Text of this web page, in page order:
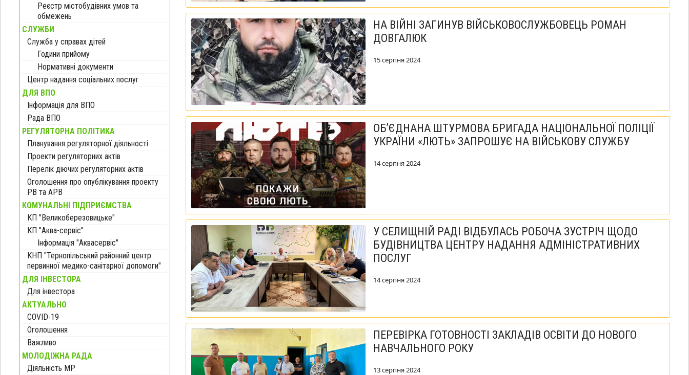
Реєстр містобудівних умов та
обмежень
СЛУЖБИ
Служба у справах дітей
Години прийому
Нормативні документи
Центр надання соціальних послуг
ДЛЯ ВПО
Інформація для ВПО
Рада ВПО
РЕГУЛЯТОРНА ПОЛІТИКА
Планування регуляторної діяльності
Проекти регуляторних актів
Перелік діючих регуляторних актів
Оголошення про опублікування проекту
РВ та АРВ
КОМУНАЛЬНІ ПІДПРИЄМСТВА
КП "Великоберезовицьке"
КП "Аква-сервіс"
Інформація "Аквасервіс"
КНП "Тернопільський районний центр
первинної медико-санітарної допомоги"
ДЛЯ ІНВЕСТОРА
Для інвестора
АКТУАЛЬНО
COVID-19
Оголошення
Важливо
МОЛОДІЖНА РАДА
Діяльність МР
НА ВІЙНІ ЗАГИНУВ ВІЙСЬКОВОСЛУЖБОВЕЦЬ РОМАН
ДОВГАЛЮК
15 серпня 2024
ОБʼЄДНАНА ШТУРМОВА БРИГАДА НАЦІОНАЛЬНОЇ ПОЛІЦІЇ
УКРАЇНИ «ЛЮТЬ» ЗАПРОШУЄ НА ВІЙСЬКОВУ СЛУЖБУ
14 серпня 2024
У СЕЛИЩНІЙ РАДІ ВІДБУЛАСЬ РОБОЧА ЗУСТРІЧ ЩОДО
БУДІВНИЦТВА ЦЕНТРУ НАДАННЯ АДМІНІСТРАТИВНИХ
ПОСЛУГ
14 серпня 2024
ПЕРЕВІРКА ГОТОВНОСТІ ЗАКЛАДІВ ОСВІТИ ДО НОВОГО
НАВЧАЛЬНОГО РОКУ
13 серпня 2024